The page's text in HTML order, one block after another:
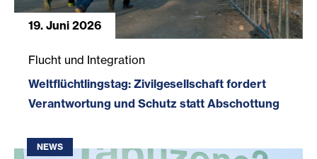
19. Juni 2026
Flucht und Integration
Weltflüchtlingstag: Zivilgesellschaft fordert
Verantwortung und Schutz statt Abschottung
NEWS